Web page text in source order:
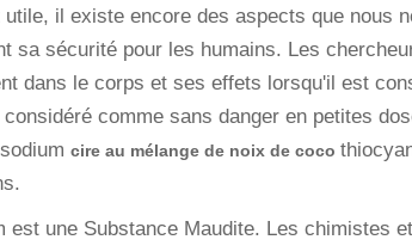
il existe encore des aspects que nous
sa sécurité pour les humains. Les
dans le corps et ses effets lorsqu'il est
comme sans danger en petites
cire au mélange de noix de coco
une Substance Maudite. Les chimistes